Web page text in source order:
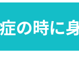
の時に